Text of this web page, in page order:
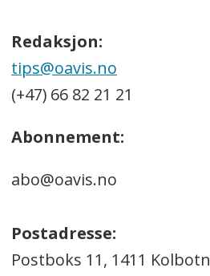
Redaksjon:
tips@oavis.no
(+47) 66 82 21 21
Abonnement:
abo@oavis.no
Postadresse:
Postboks 11, 1411 Kolbotn